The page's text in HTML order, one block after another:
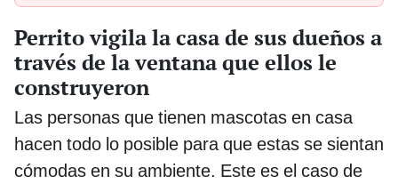
Perrito vigila la casa de sus dueños a
través de la ventana que ellos le
construyeron
Las personas que tienen mascotas en casa
hacen todo lo posible para que estas se sientan
cómodas en su ambiente. Este es el caso de